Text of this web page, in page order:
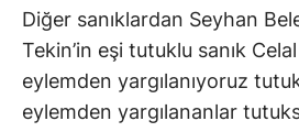
Diğer sanıklardan Seyhan
Tekin’in eşi tutuklu sanık
eylemden yargılanıyoruz
eylemden yargılananlar